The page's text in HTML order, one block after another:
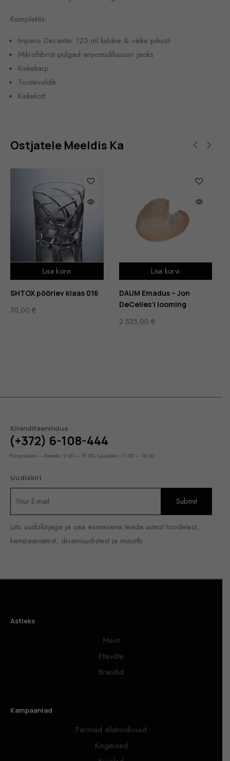
Komplektis:
Impero Decanter 125 ml kuldne & väike pihusti
Mikrofiibrist pulgad aroomidifuusori jaoks
Kinkekarp
Tootevoldik
Kinkekott
Ostjatele Meeldis Ka
Lisa korvi
SHTOX pöörlev klaas 016
70,00 €
Lisa korvi
DAUM Emadus – Jon
DeCelles’i looming
2 525,00 €
Klienditeenindus
(+372) 6-108-444
Esmaspäev – Reede: 9:00 – 19:00, Laupäev: 11:00 – 16:00
Uudiskiri
Liitu uudiskirjaga ja saa esimesena teada uutest toodetest,
kampaaniatest, disainiuudistest ja muustki.
Astieks
Meist
Ettevõte
Brändid
Kampaaniad
Parimad allahindlused
Kingitused